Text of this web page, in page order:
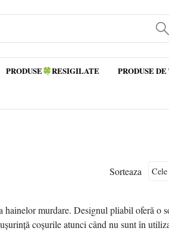
PRODUSE🍀RESIGILATE PRODUSE
Sorteaza
hainelor murdare. Designul pliabil oferă o
coșurile atunci când nu sunt în